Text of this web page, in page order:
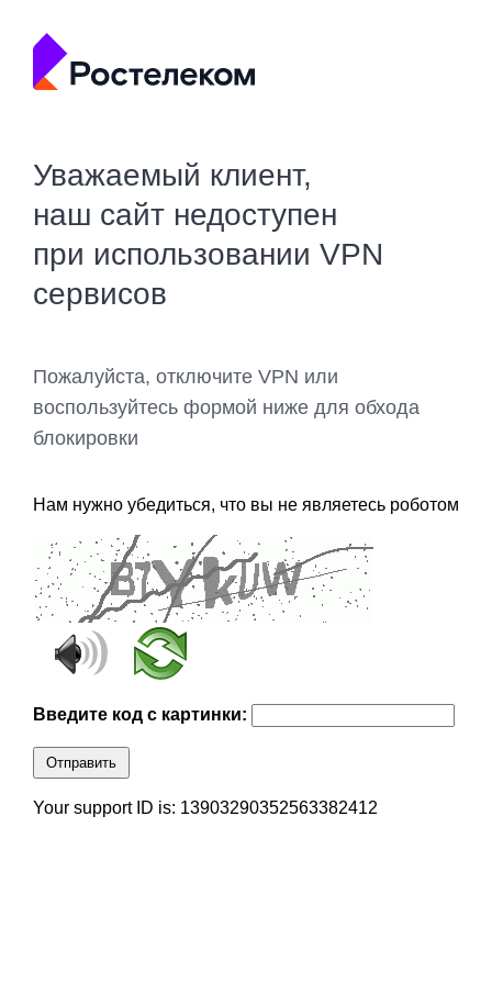
Уважаемый клиент,
наш сайт недоступен
при использовании VPN
сервисов
Пожалуйста, отключите VPN или
воспользуйтесь формой ниже для обхода
блокировки
Нам нужно убедиться, что вы не являетесь роботом
Введите код с картинки:
Отправить
Your support ID is: 13903290352563382412